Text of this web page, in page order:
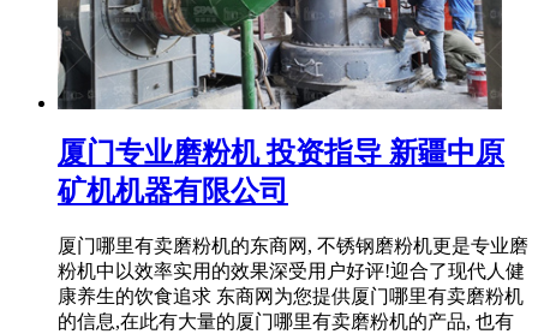
厦门专业磨粉机 投资指导 新疆中原
矿机机器有限公司
厦门哪里有卖磨粉机的东商网, 不锈钢磨粉机更是专业磨
粉机中以效率实用的效果深受用户好评!迎合了现代人健
康养生的饮食追求 东商网为您提供厦门哪里有卖磨粉机
的信息,在此有大量的厦门哪里有卖磨粉机的产品, 也有